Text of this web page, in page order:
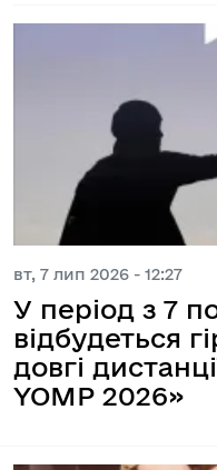
вт, 7 лип 2026 - 12:27
У період з 7
відбудеться
довгі
YOMP 2026»